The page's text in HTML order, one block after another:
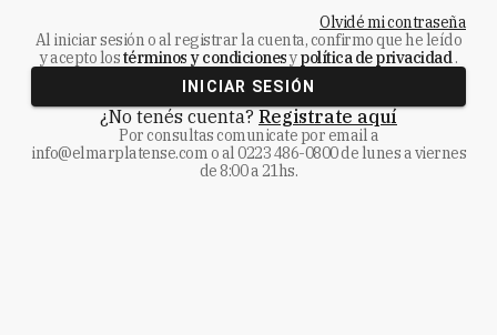
Olvidé mi contraseña
Al iniciar sesión o al registrar la cuenta, confirmo que he leído
y acepto lostérminos y condicionesypolítica de privacidad.
INICIAR SESIÓN
¿No tenés cuenta? Registrate aquí
Por consultas comunicate por email a
info@elmarplatense.como al0223 486-0800de lunes a viernes
de 8:00 a 21hs.